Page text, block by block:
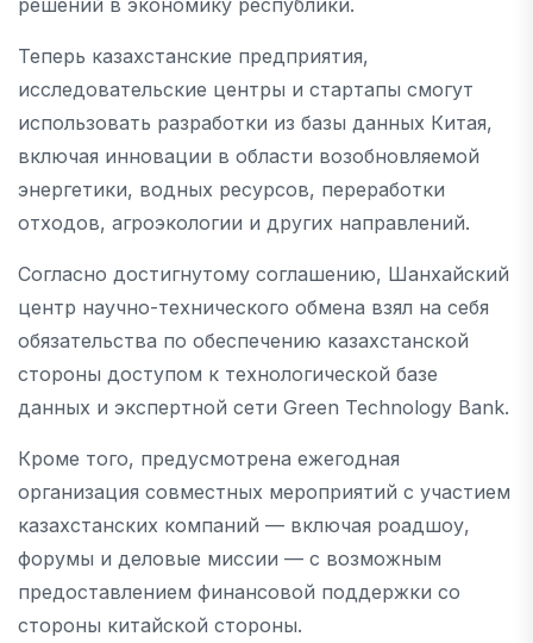
решений в экономику республики.
Теперь казахстанские предприятия,
исследовательские центры и стартапы смогут
использовать разработки из базы данных Китая,
включая инновации в области возобновляемой
энергетики, водных ресурсов, переработки
отходов, агроэкологии и других направлений.
Согласно достигнутому соглашению, Шанхайский
центр научно-технического обмена взял на себя
обязательства по обеспечению казахстанской
стороны доступом к технологической базе
данных и экспертной сети Green Technology Bank.
Кроме того, предусмотрена ежегодная
организация совместных мероприятий с участием
казахстанских компаний — включая роадшоу,
форумы и деловые миссии — с возможным
предоставлением финансовой поддержки со
стороны китайской стороны.